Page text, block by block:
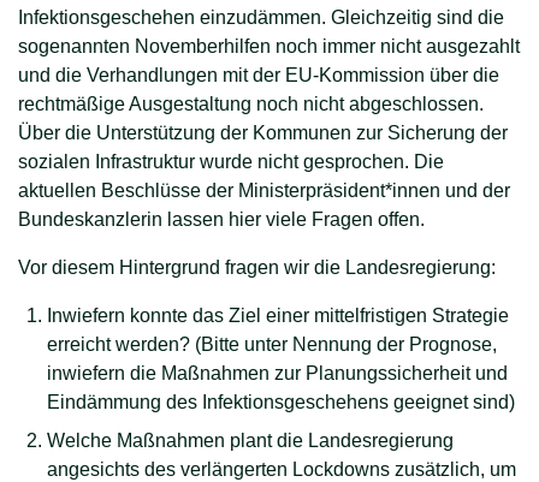
Infektionsgeschehen einzudämmen. Gleichzeitig sind die
sogenannten Novemberhilfen noch immer nicht ausgezahlt
und die Verhandlungen mit der EU-Kommission über die
rechtmäßige Ausgestaltung noch nicht abgeschlossen.
Über die Unterstützung der Kommunen zur Sicherung der
sozialen Infrastruktur wurde nicht gesprochen. Die
aktuellen Beschlüsse der Ministerpräsident*innen und der
Bundeskanzlerin lassen hier viele Fragen offen.
Vor diesem Hintergrund fragen wir die Landesregierung:
Inwiefern konnte das Ziel einer mittelfristigen Strategie
erreicht werden? (Bitte unter Nennung der Prognose,
inwiefern die Maßnahmen zur Planungssicherheit und
Eindämmung des Infektionsgeschehens geeignet sind)
Welche Maßnahmen plant die Landesregierung
angesichts des verlängerten Lockdowns zusätzlich, um